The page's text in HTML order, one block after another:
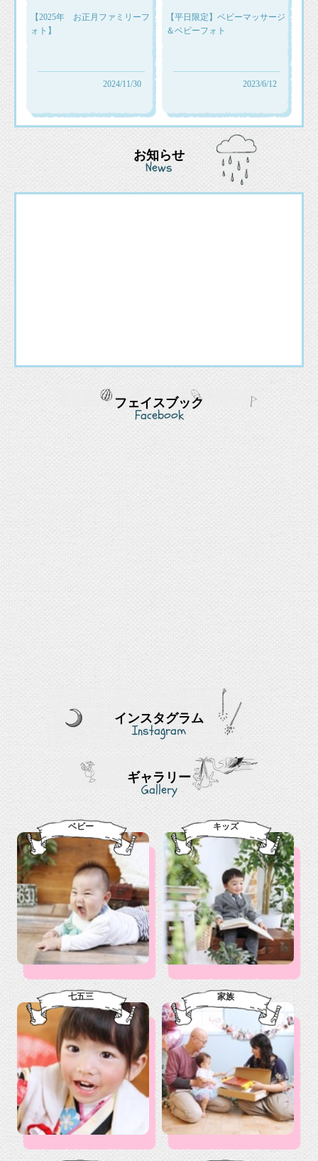
【2025年 お正月ファミリーフ
ォト】
2024/11/30
【平日限定】ベビーマッサージ
＆ベビーフォト
2023/6/12
お知らせ
News
フェイスブック
Facebook
インスタグラム
Instagram
ギャラリー
Gallery
ベビー キッズ
七五三 家族